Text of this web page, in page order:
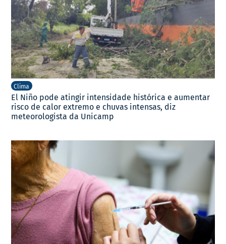
Clima
El Niño pode atingir intensidade histórica e aumentar
risco de calor extremo e chuvas intensas, diz
meteorologista da Unicamp